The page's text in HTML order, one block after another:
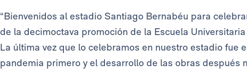
“Bienvenidos al estadio Santiago Bernabéu para
de la decimoctava promoción de la Escuela
La última vez que lo celebramos en nuestro estadio fue
pandemia primero y el desarrollo de las obras después